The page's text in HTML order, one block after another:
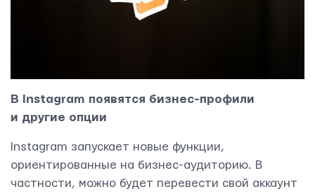
В Instagram появятся бизнес-профили
и другие опции
Instagram запускает новые функции,
ориентированные на бизнес-аудиторию. В
частности, можно будет перевести свой аккаунт